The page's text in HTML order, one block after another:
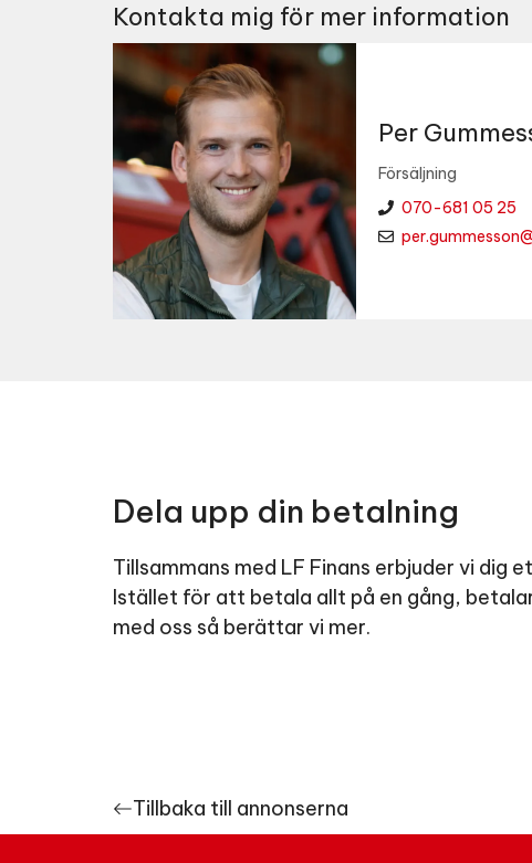
Kontakta mig för mer information
Per
Försäljning
070-681 05 25
Dela upp din betalning
Tillsammans med LF Finans erbjuder vi dig
Istället för att betala allt på en gång,
med oss så berättar vi mer.
Tillbaka till annonserna